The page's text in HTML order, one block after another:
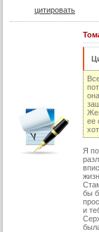
34 серия
цитировать
ее
Я
бы
и